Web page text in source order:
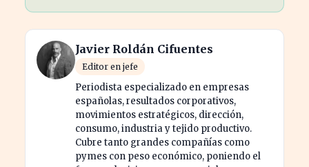
Javier Roldán Cifuentes
Editor en jefe
Periodista especializado en empresas
españolas, resultados corporativos,
movimientos estratégicos, dirección,
consumo, industria y tejido productivo.
Cubre tanto grandes compañías como
pymes con peso económico, poniendo el